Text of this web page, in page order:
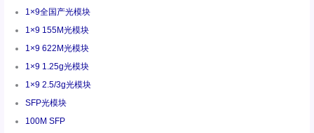
1×9全国产光模块
1×9 155M光模块
1×9 622M光模块
1×9 1.25g光模块
1×9 2.5/3g光模块
SFP光模块
100M SFP